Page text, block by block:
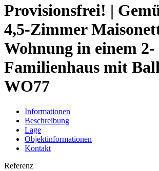
Provisionsfrei! |
4,5-Zimmer
Wohnung in einem 2-
Familienhaus mit
WO77
Informationen
Beschreibung
Lage
Objektinformationen
Kontakt
Referenz